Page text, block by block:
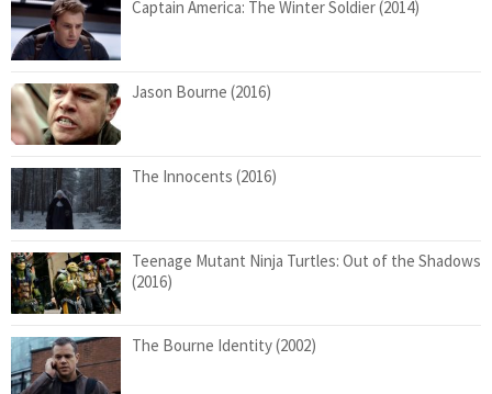
Captain America: The Winter Soldier (2014)
Jason Bourne (2016)
The Innocents (2016)
Teenage Mutant Ninja Turtles: Out of the Shadows
(2016)
The Bourne Identity (2002)